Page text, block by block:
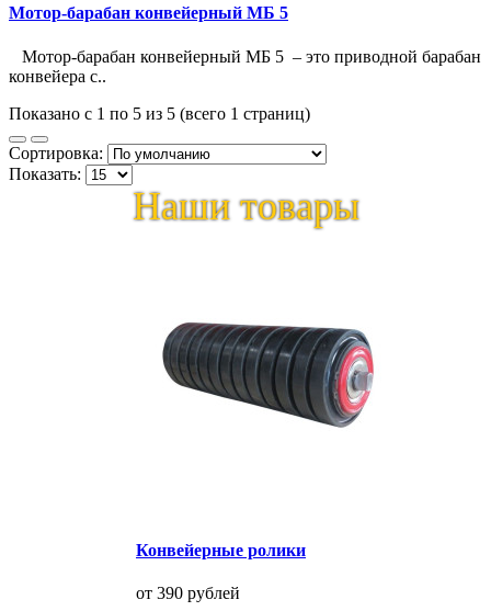
Мотор-барабан конвейерный МБ 5
Мотор-барабан конвейерный МБ 5 – это приводной барабан
конвейера с..
Показано с 1 по 5 из 5 (всего 1 страниц)
Сортировка:
Показать:
Наши товары
Конвейерные ролики
от 390 рублей